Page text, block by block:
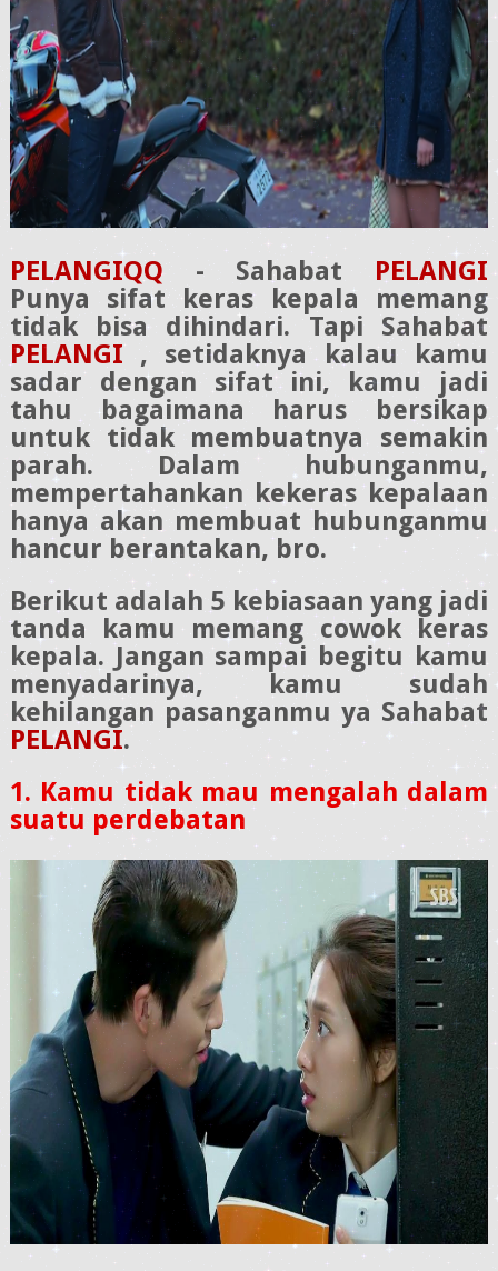
PELANGIQQ - Sahabat PELANGI
Punya sifat keras kepala memang
tidak bisa dihindari. Tapi Sahabat
PELANGI, setidaknya kalau kamu
sadar dengan sifat ini, kamu jadi
tahu bagaimana harus bersikap
untuk tidak membuatnya semakin
parah. Dalam hubunganmu,
mempertahankan kekeras kepalaan
hanya akan membuat hubunganmu
hancur berantakan, bro.
Berikut adalah 5 kebiasaan yang jadi
tanda kamu memang cowok keras
kepala. Jangan sampai begitu kamu
menyadarinya, kamu sudah
kehilangan pasanganmu ya Sahabat
PELANGI.
1. Kamu tidak mau mengalah dalam
suatu perdebatan